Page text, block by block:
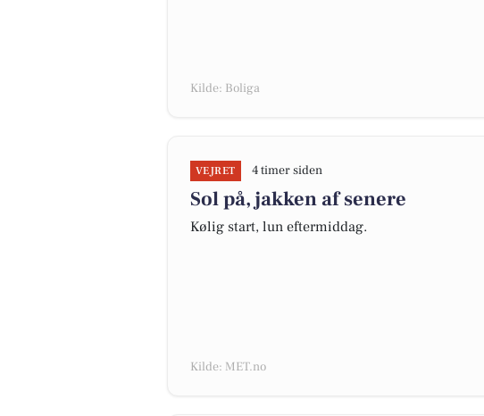
Kilde: Boliga
VEJRET 4 timer siden
Sol på, jakken af senere
Kølig start, lun eftermiddag.
Kilde: MET.no